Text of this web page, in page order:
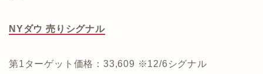
NYダウ 売りシグナル
第1ターゲット価格：33,609 ※12/6シグナル